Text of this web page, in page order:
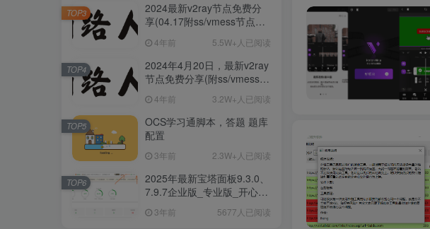
2024最新v2ray节点免费分
享(04.17附ss/vmess节点订
4年前 5.5W+人已阅读
TOP3
2024年4月20日，最新v2ray
节点免费分享(附ss/vmess节
4年前 3.2W+人已阅读
TOP4
OCS学习通脚本，答题 题库
配置
3年前 2.3W+人已阅读
TOP5
2025年最新宝塔面板9.3.0、
7.9.7企业版_专业版_开心破
3年前 5677人已阅读
TOP6